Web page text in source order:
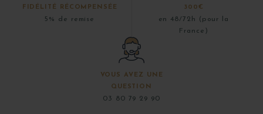
FIDÉLITÉ RÉCOMPENSÉE
5% de remise
300€
en 48/72h (pour la
France)
VOUS AVEZ UNE
QUESTION
03 80 79 29 90